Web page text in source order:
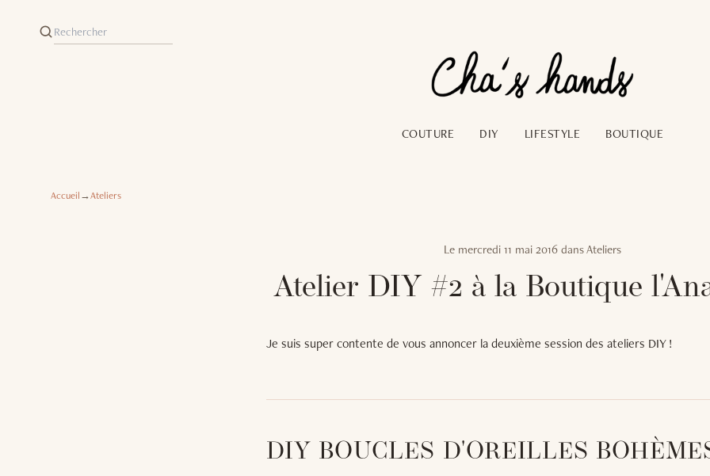
COUTURE DIY LIFESTYLE BOUTIQUE
Accueil→Ateliers
Le mercredi 11 mai 2016 dansAteliers
Atelier DIY #2 à la Boutique
Je suis super contente de vous annoncer la deuxième session des ateliers DIY !
DIY BOUCLES D'OREILLES